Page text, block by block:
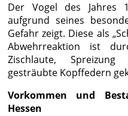
Der Vogel des Jahres
aufgrund seines
Gefahr zeigt. Diese als
Abwehrreaktion ist
Zischlaute,
gesträubte Kopffedern
Vorkommen und
Hessen